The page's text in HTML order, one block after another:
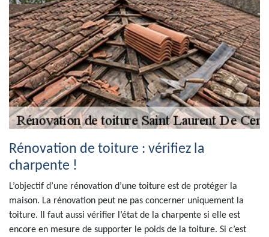
Rénovation de toiture : vérifiez la
charpente !
L’objectif d’une rénovation d’une toiture est de protéger la
maison. La rénovation peut ne pas concerner uniquement la
toiture. Il faut aussi vérifier l’état de la charpente si elle est
encore en mesure de supporter le poids de la toiture. Si c’est